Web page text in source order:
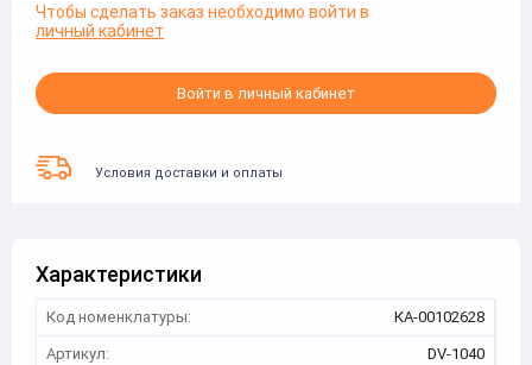
Чтобы сделать заказ необходимо войти в
личный кабинет
Войти в личный кабинет
Условия доставки и оплаты
Характеристики
Код номенклатуры:
КА-00102628
Артикул:
DV-1040